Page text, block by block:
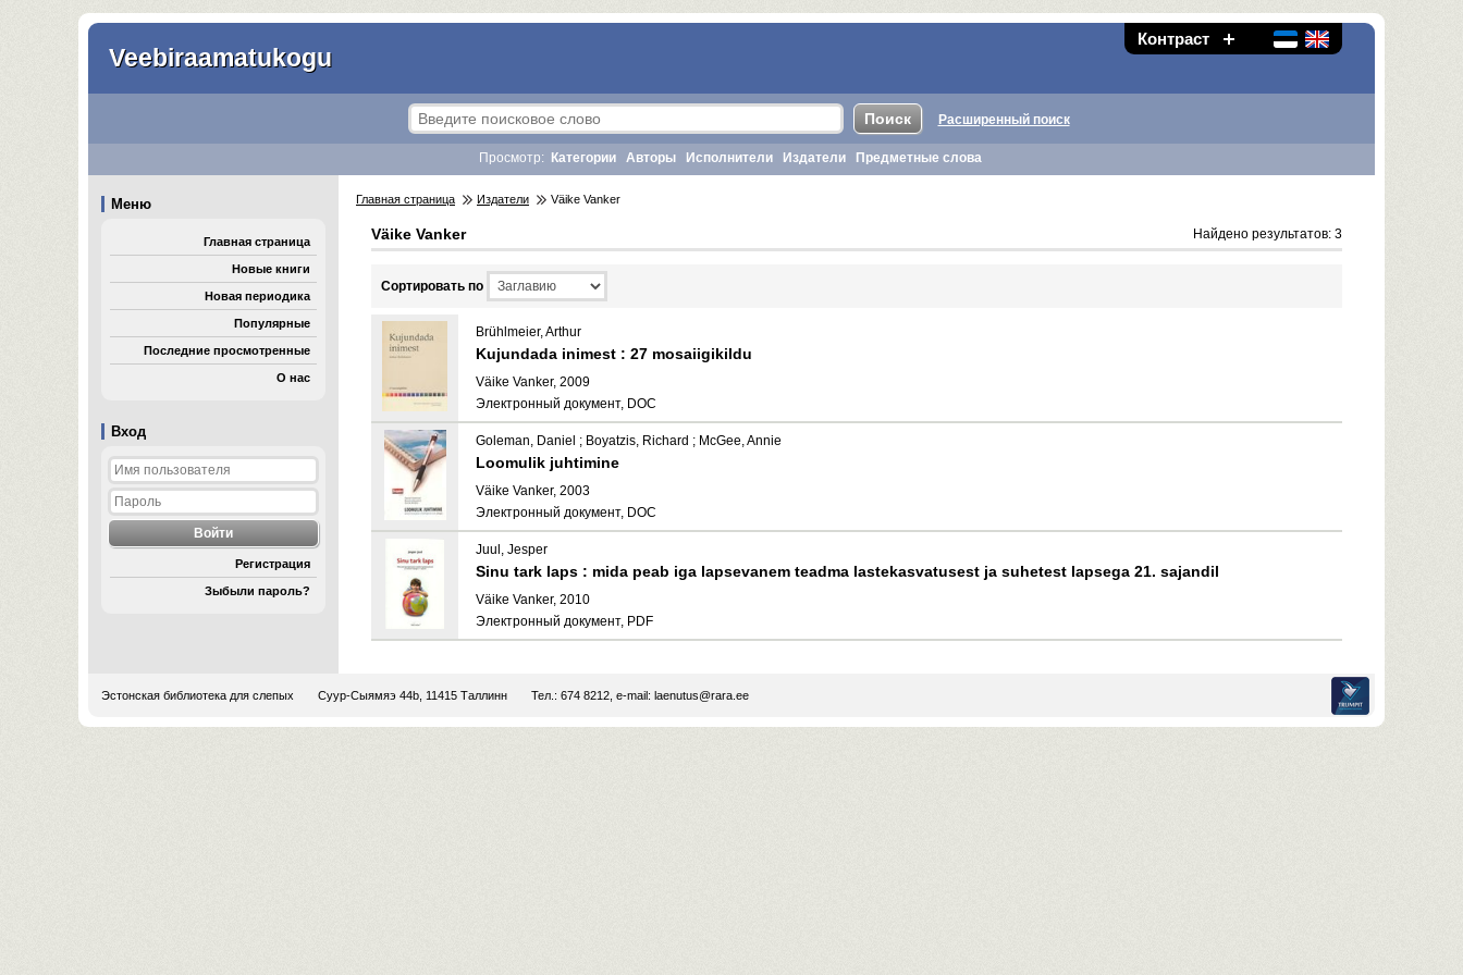
Контраст
Veebiraamatukogu
Вход
Регистрация
Зыбыли пароль?
Расширенный поиск
Просмотр: Категории Авторы Исполнители Издатели Предметные слова
Меню
Главная страница
Новые книги
Новая периодика
Популярные
Последние просмотренные
О нас
Главная страница Издатели Väike Vanker
Väike Vanker Найдено результатов: 3
Cортировать по
Brühlmeier, Arthur
Kujundada inimest : 27 mosaiigikildu
Väike Vanker, 2009
Электронный документ, DOC
Goleman, Daniel ; Boyatzis, Richard ; McGee, Annie
Loomulik juhtimine
Väike Vanker, 2003
Электронный документ, DOC
Juul, Jesper
Sinu tark laps : mida peab iga lapsevanem teadma lastekasvatusest ja suhetest lapsega 21. sajandil
Väike Vanker, 2010
Электронный документ, PDF
Эстонская библиотека для слепых Суур-Сыямяэ 44b, 11415 Таллинн Тел.: 674 8212, e-mail: laenutus@rara.ee